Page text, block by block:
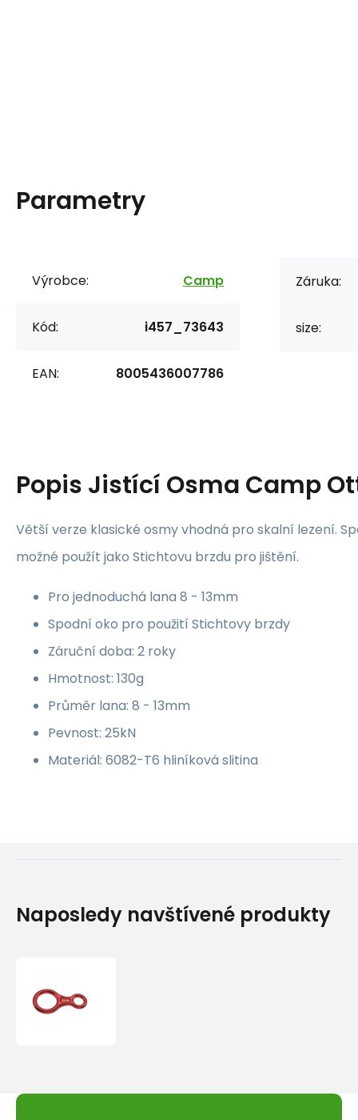
Parametry
Výrobce: Camp
Kód: i457_73643
EAN: 8005436007786
Záruka:
size:
Popis Jistící Osma Camp
Větší verze klasické osmy vhodná pro skalní lezení.
možné použít jako Stichtovu brzdu pro jištění.
Pro jednoduchá lana 8 - 13mm
Spodní oko pro použití Stichtovy brzdy
Záruční doba: 2 roky
Hmotnost: 130g
Průměr lana: 8 - 13mm
Pevnost: 25kN
Materiál: 6082-T6 hliníková slitina
Naposledy navštívené produkty